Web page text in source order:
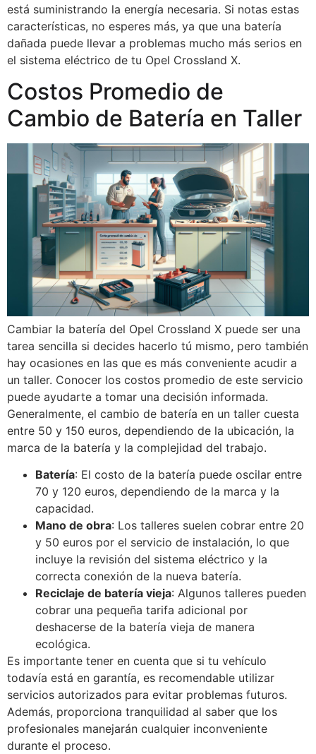
está suministrando la energía necesaria. Si notas estas
características, no esperes más, ya que una batería
dañada puede llevar a problemas mucho más serios en
el sistema eléctrico de tu Opel Crossland X.
Costos Promedio de
Cambio de Batería en Taller
Cambiar la batería del Opel Crossland X puede ser una
tarea sencilla si decides hacerlo tú mismo, pero también
hay ocasiones en las que es más conveniente acudir a
un taller. Conocer los costos promedio de este servicio
puede ayudarte a tomar una decisión informada.
Generalmente, el cambio de batería en un taller cuesta
entre 50 y 150 euros, dependiendo de la ubicación, la
marca de la batería y la complejidad del trabajo.
Batería: El costo de la batería puede oscilar entre
70 y 120 euros, dependiendo de la marca y la
capacidad.
Mano de obra: Los talleres suelen cobrar entre 20
y 50 euros por el servicio de instalación, lo que
incluye la revisión del sistema eléctrico y la
correcta conexión de la nueva batería.
Reciclaje de batería vieja: Algunos talleres pueden
cobrar una pequeña tarifa adicional por
deshacerse de la batería vieja de manera
ecológica.
Es importante tener en cuenta que si tu vehículo
todavía está en garantía, es recomendable utilizar
servicios autorizados para evitar problemas futuros.
Además, proporciona tranquilidad al saber que los
profesionales manejarán cualquier inconveniente
durante el proceso.